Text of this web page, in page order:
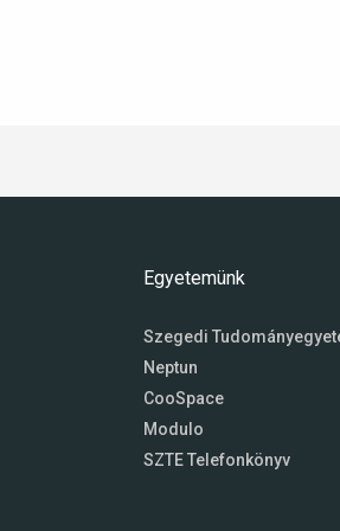
Egyetemünk
Szegedi
Neptun
CooSpace
Modulo
SZTE Telefonkönyv